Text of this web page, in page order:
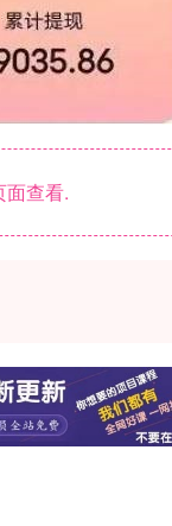
面查看.